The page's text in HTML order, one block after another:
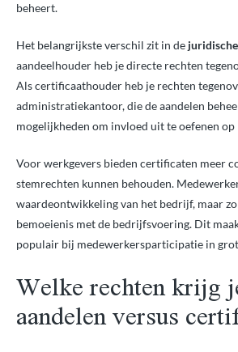
beheert.
Het belangrijkste verschil zit in de
aandeelhouder heb je directe rechten
Als certificaathouder heb je rechten
administratiekantoor, die de aandelen
mogelijkheden om invloed uit te oefenen
Voor werkgevers bieden certificaten meer
stemrechten kunnen behouden.
waardeontwikkeling van het bedrijf, maar
bemoeienis met de bedrijfsvoering. Dit
populair bij medewerkersparticipatie in
Welke rechten krijg
aandelen versus